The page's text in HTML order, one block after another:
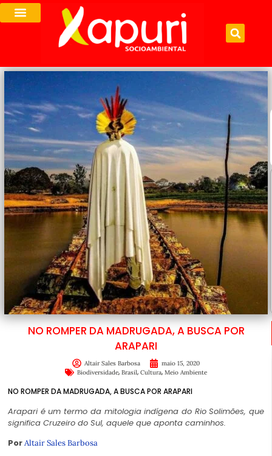
NO ROMPER DA MADRUGADA, A BUSCA POR
ARAPARI
Altair Sales Barbosa
maio 15, 2020
Biodiversidade, Brasil, Cultura, Meio Ambiente
NO ROMPER DA MADRUGADA, A BUSCA POR ARAPARI
Arapari é um termo da mitologia indígena do Rio Solimões, que
significa Cruzeiro do Sul, aquele que aponta caminhos.
PorAltair Sales Barbosa